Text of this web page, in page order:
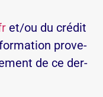
et/​ou du crédit
pro­ve­
de ce der­